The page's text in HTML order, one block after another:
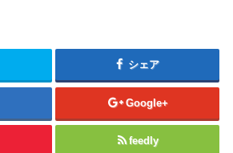
シェア
Google+
feedly